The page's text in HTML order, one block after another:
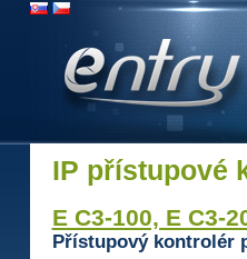
IP přístupové
E C3-100, E C3-
Přístupový kontrolér